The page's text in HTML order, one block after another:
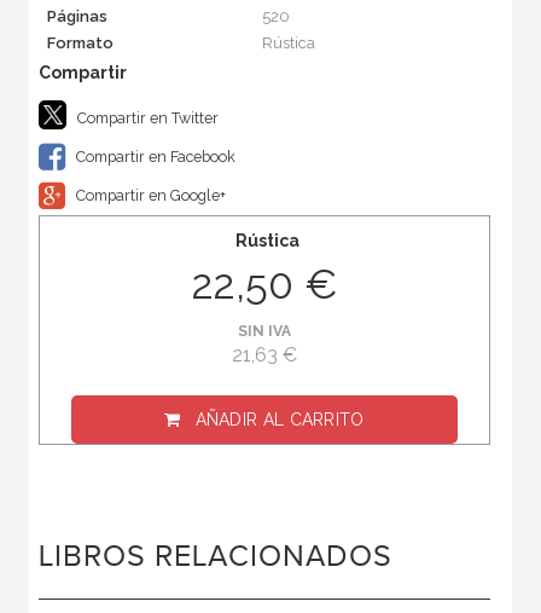
Páginas
520
Formato
Rústica
Compartir en Twitter
Compartir en Facebook
Compartir en Google+
Rústica
22,50 €
SIN IVA
21,63 €
AÑADIR AL CARRITO
LIBROS RELACIONADOS